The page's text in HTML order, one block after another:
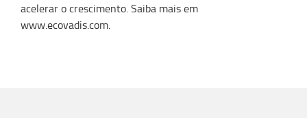
acelerar o crescimento. Saiba mais em
www.ecovadis.com.